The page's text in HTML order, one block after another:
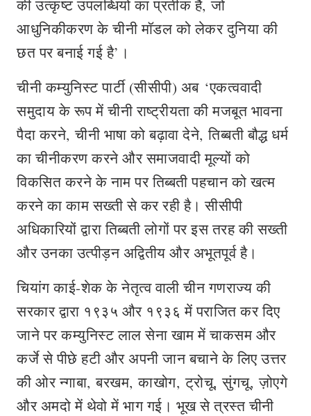
की उत्कृष्ट उपलब्धियों का प्रतीक है, जो
आधुनिकीकरण के चीनी मॉडल को लेकर दुनिया की
छत पर बनाई गई है’।
चीनी कम्युनिस्ट पार्टी (सीसीपी) अब ‘एकत्‍ववादी
समुदाय के रूप में चीनी राष्ट्रीयता की मजबूत भावना
पैदा करने, चीनी भाषा को बढ़ावा देने, तिब्बती बौद्ध धर्म
का चीनीकरण करने और समाजवादी मूल्यों को
विकसित करने के नाम पर तिब्बती पहचान को खत्म
करने का काम सख्ती से कर रही है। सीसीपी
अधिकारियों द्वारा तिब्बती लोगों पर इस तरह की सख्‍ती
और उनका उत्पीड़न अद्वितीय और अभूतपूर्व है।
चियांग काई-शेक के नेतृत्व वाली चीन गणराज्य की
सरकार द्वारा १९३५ और १९३६ में पराजित कर दिए
जाने पर कम्युनिस्ट लाल सेना खाम में चाकसम और
कर्जे से पीछे हटी और अपनी जान बचाने के लिए उत्तर
की ओर न्गाबा, बरखम, काखोग, ट्रोचू, सुंगचू, ज़ोएगे
और अमदो में थेवो में भाग गई। भूख से त्रस्त चीनी